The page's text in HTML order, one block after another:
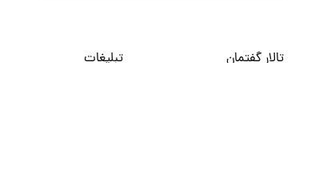
تالار گفتمان تبلیغات